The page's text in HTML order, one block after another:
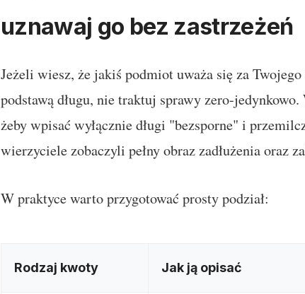
uznawaj go bez zastrzeżeń
Jeżeli wiesz, że jakiś podmiot uważa się za
podstawą długu, nie traktuj sprawy zero-
żeby wpisać wyłącznie długi "bezsporne" i
wierzyciele zobaczyli pełny obraz zadłużenia oraz
W praktyce warto przygotować prosty podział:
Rodzaj kwoty Jak ją opisać